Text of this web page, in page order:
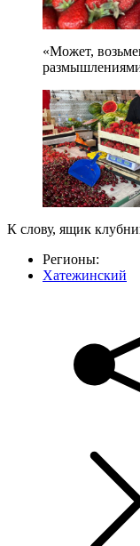
«Может,
размышлениями
К слову, ящик
Регионы:
Хатежинский